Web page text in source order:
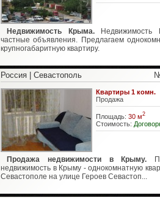
Недвижимость Крыма.Недвижимость
частные объявления. Предлагаем
крупногабаритную квартиру.
Россия | Севастополь
Квартиры 1 комн.
Продажа
Площадь: 30 м2
Стоимость:
Продажа недвижимости в Крыму.
недвижимость в Крыму - однокомнатную
Севастополе на улице Героев Севастоп...